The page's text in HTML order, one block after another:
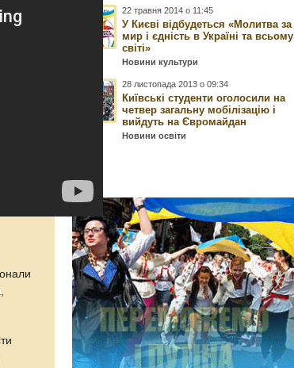
22 травня 2014 о 11:45
У Києві відбудеться «Молитва за
мир і єдність в Україні та всьому
світі»
Новини культури
28 листопада 2013 о 09:34
Київські студенти оголосили на
четвер загальну мобілізацію і
вийдуть на Євромайдан
Новини освіти